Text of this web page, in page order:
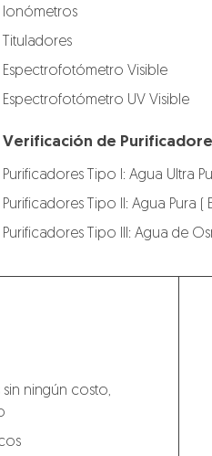
Ionómetros
Tituladores
Espectrofotómetro Visible
Espectrofotómetro UV Visible
Verificación de
Purificadores Tipo I: Agua Ultra
Purificadores Tipo II: Agua Pura (
Purificadores Tipo III: Agua de
ningún costo,